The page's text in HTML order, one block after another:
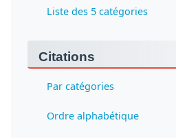
Liste des 5 catégories
Citations
Par catégories
Ordre alphabétique